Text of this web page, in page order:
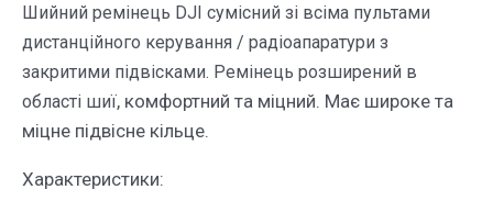
Шийний ремінець DJI cумісний зі всіма пультами
дистанційного керування / радіоапаратури з
закритими підвісками. Ремінець розширений в
області шиї, комфортний та міцний. Має широке та
міцне підвісне кільце.
Характеристики: